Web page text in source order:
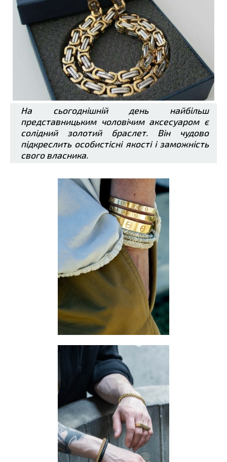
На сьогоднішній день найбільш
представницьким чоловічим аксесуаром є
солідний золотий браслет. Він чудово
підкреслить особистісні якості і заможність
свого власника.